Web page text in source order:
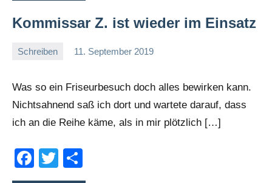
Kommissar Z. ist wieder im Einsatz
Schreiben 11. September 2019
Was so ein Friseurbesuch doch alles bewirken kann.
Nichtsahnend saß ich dort und wartete darauf, dass
ich an die Reihe käme, als in mir plötzlich […]
Facebook
Twitter